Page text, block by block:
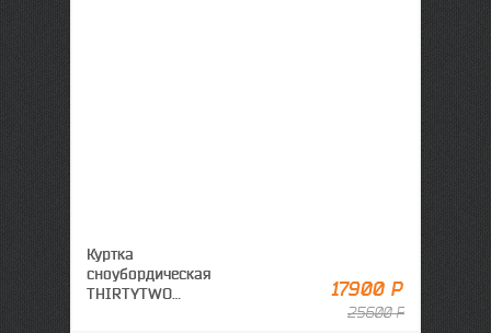
Куртка
сноубордическая
THIRTYTWO
25600 Р
17900 Р